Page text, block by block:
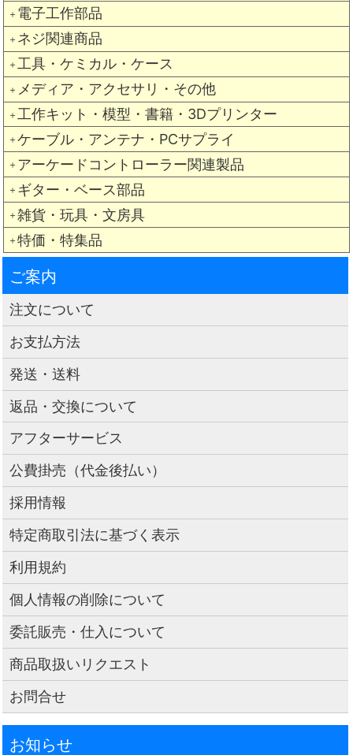
＋ 電子工作部品
＋ ネジ関連商品
＋ 工具・ケミカル・ケース
＋ メディア・アクセサリ・その他
＋ 工作キット・模型・書籍・3Dプリンター
＋ ケーブル・アンテナ・PCサプライ
＋ アーケードコントローラー関連製品
＋ ギター・ベース部品
＋ 雑貨・玩具・文房具
＋ 特価・特集品
ご案内
注文について
お支払方法
発送・送料
返品・交換について
アフターサービス
公費掛売（代金後払い）
採用情報
特定商取引法に基づく表示
利用規約
個人情報の削除について
委託販売・仕入について
商品取扱いリクエスト
お問合せ
お知らせ